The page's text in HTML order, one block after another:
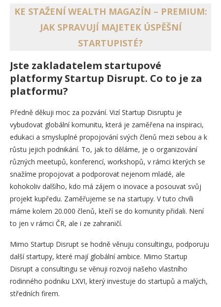
KE STAŽENÍ WEALTH MAGAZÍN – PREMIUM:
JAK SPRAVUJÍ MAJETEK ÚSPĚŠNÍ
STARTUPISTÉ?
Jste zakladatelem startupové
platformy Startup Disrupt. Co to je za
platformu?
Předně děkuji moc za pozvání. Vizí Startup Disruptu je
vybudovat globální komunitu, která je zaměřena na inspiraci,
edukaci a smysluplné propojování svých členů mezi sebou a k
růstu jejich podnikání. To, jak to děláme, je o organizování
různých meetupů, konferencí, workshopů, v rámci kterých se
snažíme propojovat a podporovat nejenom mladé, ale
kohokoliv dalšího, kdo má zájem o inovace a posouvat svůj
projekt kupředu. Zaměřujeme se na startupy. V tuto chvíli
máme kolem 20.000 členů, kteří se do komunity přidali. Není
to jen v rámci ČR, ale i ze zahraničí.
Mimo Startup Disrupt se hodně věnuju consultingu, podporuju
další startupy, které mají globální ambice. Mimo Startup
Disrupt a consultingu se věnuji rozvoji našeho vlastního
rodinného podniku LXVI, který investuje do startupů a malých,
středních firem.